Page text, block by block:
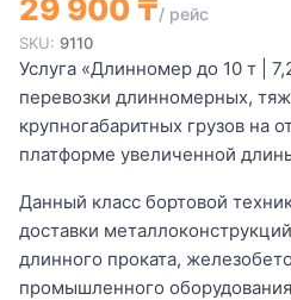
29 900 ₸/ рейс
SKU: 9110
Услуга «Длинномер до 10 т |
перевозки длинномерных,
крупногабаритных грузов на
платформе увеличенной
Данный класс бортовой
доставки
длинного проката,
промышленного